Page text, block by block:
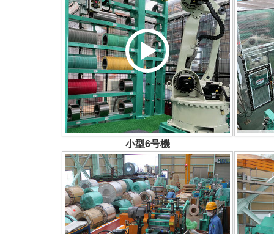
小型6号機